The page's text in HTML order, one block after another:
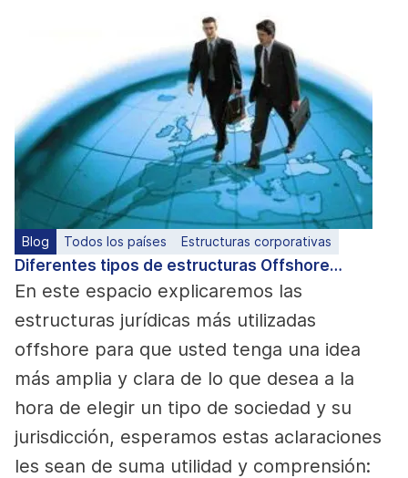
Blog Todos los países Estructuras corporativas
Diferentes tipos de estructuras Offshore…
En este espacio explicaremos las
estructuras jurídicas más utilizadas
offshore para que usted tenga una idea
más amplia y clara de lo que desea a la
hora de elegir un tipo de sociedad y su
jurisdicción, esperamos estas aclaraciones
les sean de suma utilidad y comprensión: